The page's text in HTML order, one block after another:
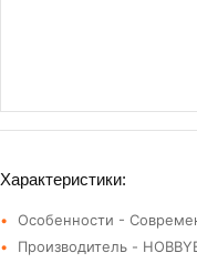
Характеристики:
Особенности -
Производитель -